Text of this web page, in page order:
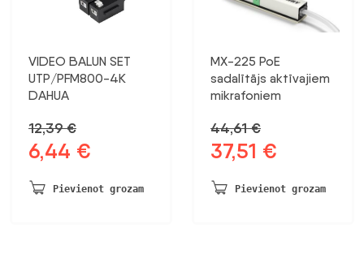
VIDEO BALUN SET
UTP/PFM800-4K
DAHUA
12,39€
Sākotnējā
bija:
6,44 €
ir:
Pievienot grozam
MX-225 PoE
sadalītājs aktīvajiem
mikrafoniem
44,61€
Sākotnējā
bija:
37,51 €
ir:
Pievienot grozam